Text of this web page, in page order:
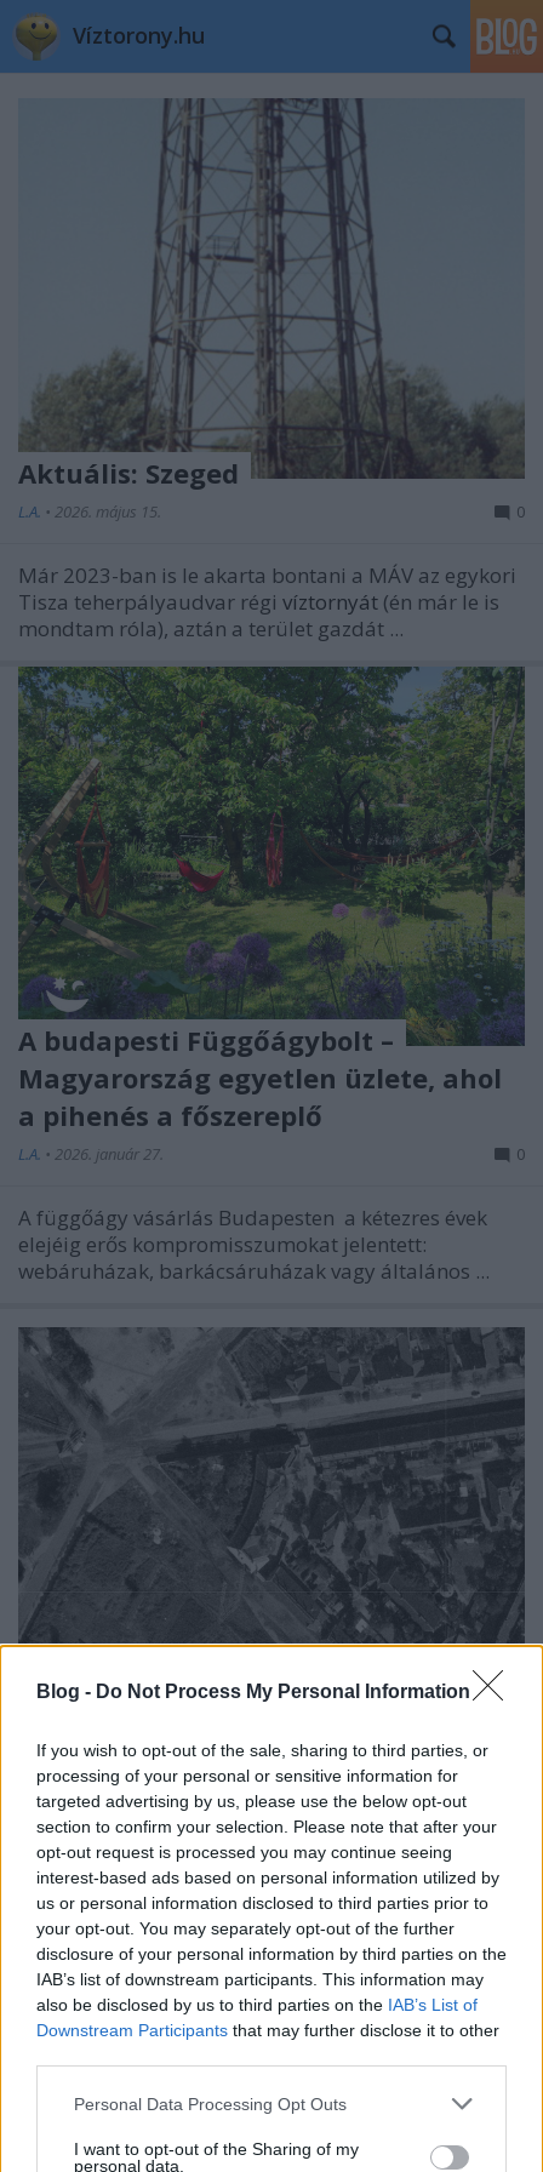
Blog - Do Not Process My Personal Information
If you wish to opt-out of the sale, sharing to third parties, or
processing of your personal or sensitive information for
targeted advertising by us, please use the below opt-out
section to confirm your selection. Please note that after your
opt-out request is processed you may continue seeing
interest-based ads based on personal information utilized by
us or personal information disclosed to third parties prior to
your opt-out. You may separately opt-out of the further
disclosure of your personal information by third parties on the
IAB’s list of downstream participants. This information may
also be disclosed by us to third parties on the IAB’s List of
Downstream Participants that may further disclose it to other
Please note that this website/app uses one or more Google
not limited to your visit or usage behaviour. You may click to
Personal Data Processing Opt Outs
I want to opt-out of the Sharing of my
personal data.
Víztorony.hu
Aktuális: Szeged
L.A. • 2026. május 15. 0
Már 2023-ban is le akarta bontani a MÁV az egykori
Tisza teherpályaudvar régi víztornyát (én már le is
mondtam róla), aztán a terület gazdát ...
A budapesti Függőágybolt –
Magyarország egyetlen üzlete, ahol
a pihenés a főszereplő
L.A. • 2026. január 27. 0
Afüggőágy vásárlás Budapesten a kétezres évek
elejéig erős kompromisszumokat jelentett:
webáruházak, barkácsáruházak vagy általános ...
Nyomozzunk együtt!
L.A.• 2025. november 16.
UPDATE 2025. november 16. tehát újabb 5 év kellett,
hogy meglegyen a végleges hely.
Annyi történt, hogy ismét ránéztem afentrol.hu
mert nem ...
Mi legyen?
L.A.•2025. április 02.
ahogy anno készült, nem fog tovább menni, mert